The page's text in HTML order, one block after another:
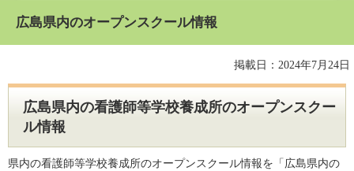
広島県内のオープンスクール情報
掲載日：2024年7月24日
広島県内の看護師等学校養成所のオープンスクー
ル情報
県内の看護師等学校養成所のオープンスクール情報を「広島県内の